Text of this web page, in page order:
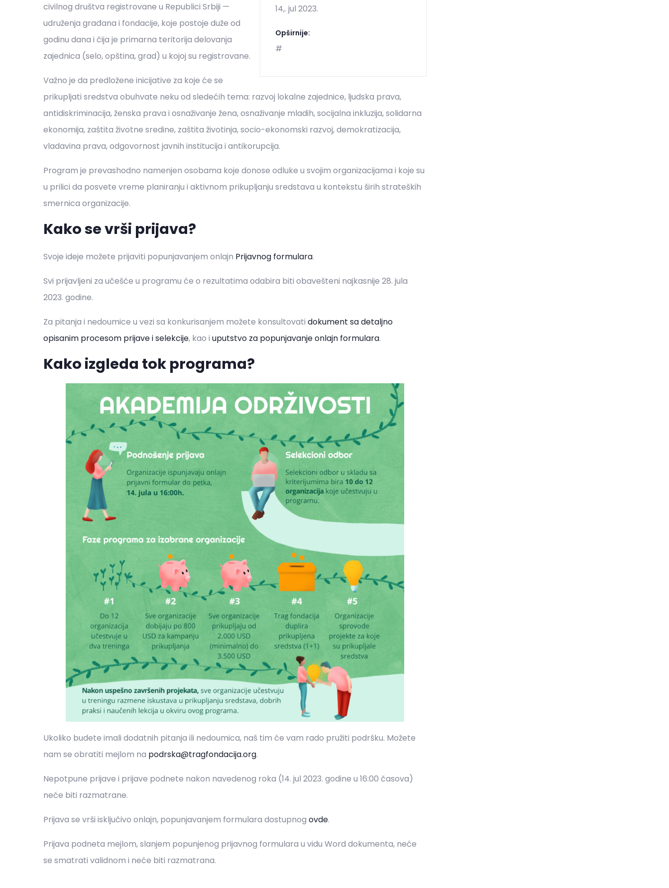
14,. jul 2023.
Opširnije:
#
civilnog društva registrovane u Republici Srbiji —
udruženja građana i fondacije, koje postoje duže od
godinu dana i čija je primarna teritorija delovanja
zajednica (selo, opština, grad) u kojoj su registrovane.
Važno je da predložene inicijative za koje će se
prikupljati sredstva obuhvate neku od sledećih tema: razvoj lokalne zajednice, ljudska prava,
antidiskriminacija, ženska prava i osnaživanje žena, osnaživanje mladih, socijalna inkluzija, solidarna
ekonomija, zaštita životne sredine, zaštita životinja, socio-ekonomski razvoj, demokratizacija,
vladavina prava, odgovornost javnih institucija i antikorupcija.
Program je prevashodno namenjen osobama koje donose odluke u svojim organizacijama i koje su
u prilici da posvete vreme planiranju i aktivnom prikupljanju sredstava u kontekstu širih strateških
smernica organizacije.
Kako se vrši prijava?
Svoje ideje možete prijaviti popunjavanjem onlajn Prijavnog formulara.
Svi prijavljeni za učešće u programu će o rezultatima odabira biti obavešteni najkasnije 28. jula
2023. godine.
Za pitanja i nedoumice u vezi sa konkurisanjem možete konsultovati dokument sa detaljno
opisanim procesom prijave i selekcije, kao i uputstvo za popunjavanje onlajn formulara.
Kako izgleda tok programa?
Ukoliko budete imali dodatnih pitanja ili nedoumica, naš tim će vam rado pružiti podršku. Možete
nam se obratiti mejlom na podrska@tragfondacija.org.
Nepotpune prijave i prijave podnete nakon navedenog roka (14. jul 2023. godine u 16:00 časova)
neće biti razmatrane.
Prijava se vrši isključivo onlajn, popunjavanjem formulara dostupnog ovde.
Prijava podneta mejlom, slanjem popunjenog prijavnog formulara u vidu Word dokumenta, neće
se smatrati validnom i neće biti razmatrana.